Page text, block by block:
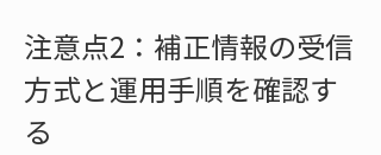
注意点2：補正情報の受信
方式と運用手順を確認す
る